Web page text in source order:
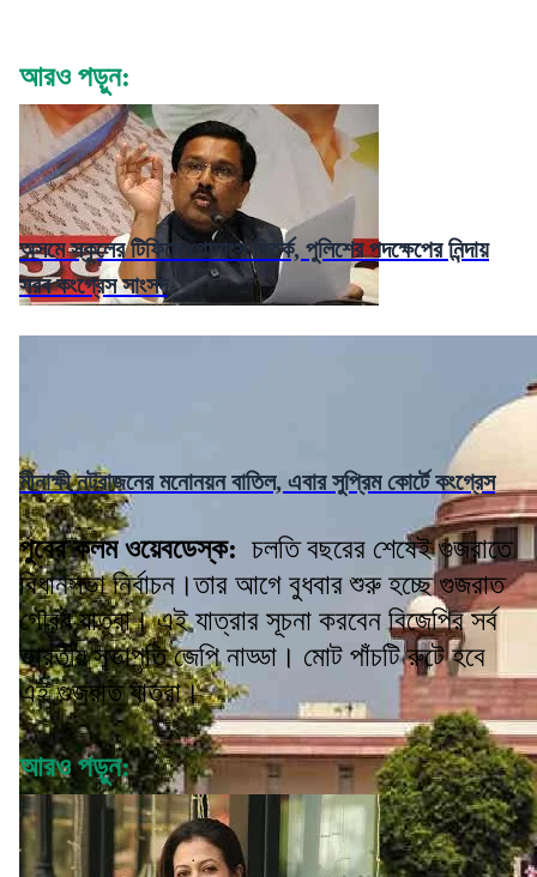
আরও পড়ুন:
অসমে স্কুলের টিফিনে গোমাংস বিতর্ক, পুলিশের পদক্ষেপের নিন্দায়
সরব কংগ্রেস সাংসদ
মীনাক্ষী নটরাজনের মনোনয়ন বাতিল, এবার সুপ্রিম কোর্টে কংগ্রেস
পুবের কলম ওয়েবডেস্ক: চলতি বছরের শেষেই গুজরাতে
বিধানসভা নির্বাচন।তার আগে বুধবার শুরু হচ্ছে গুজরাত
গৌরব যাত্রা। এই যাত্রার সূচনা করবেন বিজেপির সর্ব
ভারতীয় সভাপতি জেপি নাড্ডা। মোট পাঁচটি রুটে হবে
এই গুজরাত যাত্রা।
আরও পড়ুন: